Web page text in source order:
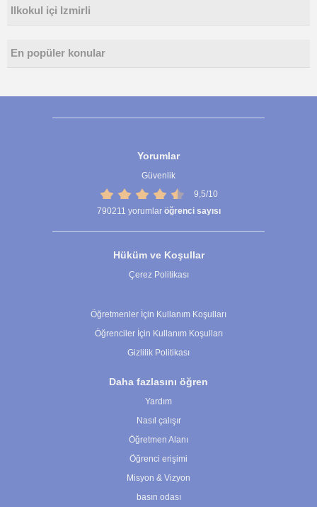
Ilkokul içi Izmirli
En popüler konular
Yorumlar
Güvenlik
9,5/10
790211 yorumlar öğrenci sayısı
Hüküm ve Koşullar
Çerez Politikası
Öğretmenler İçin Kullanım Koşulları
Öğrenciler İçin Kullanım Koşulları
Gizlilik Politikası
Daha fazlasını öğren
Yardım
Nasıl çalışır
Öğretmen Alanı
Öğrenci erişimi
Misyon & Vizyon
basın odası